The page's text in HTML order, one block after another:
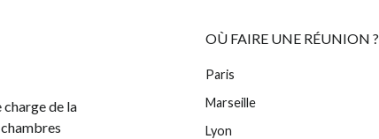
de la
OÙ FAIRE UNE RÉUNION ?
Paris
Marseille
Lyon